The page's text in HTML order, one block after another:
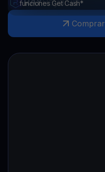
funciones Get Cash*
Comprar